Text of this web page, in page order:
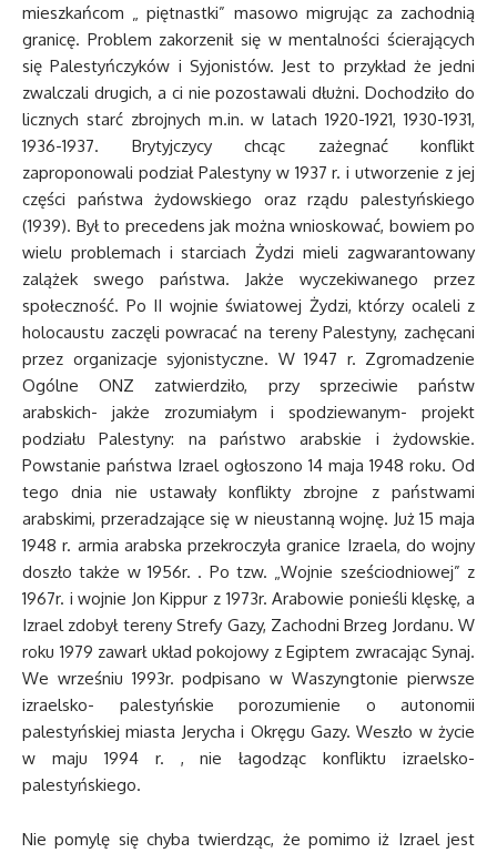
mieszkańcom „ piętnastki” masowo migrując za zachodnią
granicę. Problem zakorzenił się w mentalności ścierających
się Palestyńczyków i Syjonistów. Jest to przykład że jedni
zwalczali drugich, a ci nie pozostawali dłużni. Dochodziło do
licznych starć zbrojnych m.in. w latach 1920-1921, 1930-1931,
1936-1937. Brytyjczycy chcąc zażegnać konflikt
zaproponowali podział Palestyny w 1937 r. i utworzenie z jej
części państwa żydowskiego oraz rządu palestyńskiego
(1939). Był to precedens jak można wnioskować, bowiem po
wielu problemach i starciach Żydzi mieli zagwarantowany
zalążek swego państwa. Jakże wyczekiwanego przez
społeczność. Po II wojnie światowej Żydzi, którzy ocaleli z
holocaustu zaczęli powracać na tereny Palestyny, zachęcani
przez organizacje syjonistyczne. W 1947 r. Zgromadzenie
Ogólne ONZ zatwierdziło, przy sprzeciwie państw
arabskich- jakże zrozumiałym i spodziewanym- projekt
podziału Palestyny: na państwo arabskie i żydowskie.
Powstanie państwa Izrael ogłoszono 14 maja 1948 roku. Od
tego dnia nie ustawały konflikty zbrojne z państwami
arabskimi, przeradzające się w nieustanną wojnę. Już 15 maja
1948 r. armia arabska przekroczyła granice Izraela, do wojny
doszło także w 1956r. . Po tzw. „Wojnie sześciodniowej” z
1967r. i wojnie Jon Kippur z 1973r. Arabowie ponieśli klęskę, a
Izrael zdobył tereny Strefy Gazy, Zachodni Brzeg Jordanu. W
roku 1979 zawarł układ pokojowy z Egiptem zwracając Synaj.
We wrześniu 1993r. podpisano w Waszyngtonie pierwsze
izraelsko- palestyńskie porozumienie o autonomii
palestyńskiej miasta Jerycha i Okręgu Gazy. Weszło w życie
w maju 1994 r. , nie łagodząc konfliktu izraelsko-
palestyńskiego.
Nie pomylę się chyba twierdząc, że pomimo iż Izrael jest